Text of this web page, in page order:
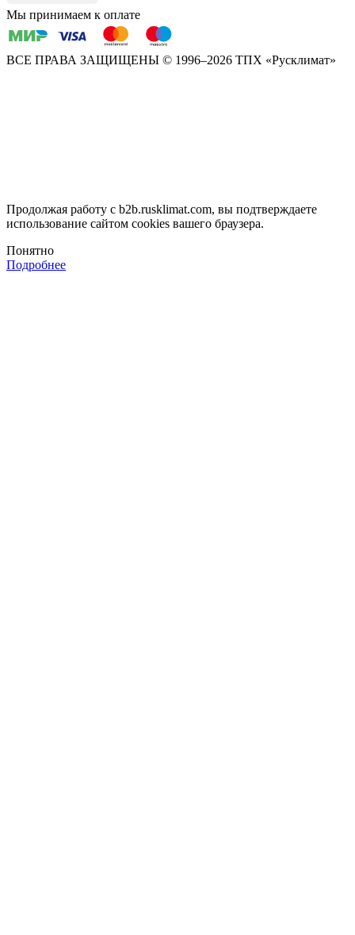
Мы принимаем к оплате
ВСЕ ПРАВА ЗАЩИЩЕНЫ © 1996–2026 ТПХ «Русклимат»
Продолжая работу с b2b.rusklimat.com, вы подтверждаете
использование сайтом cookies вашего браузера.
Понятно
Подробнее